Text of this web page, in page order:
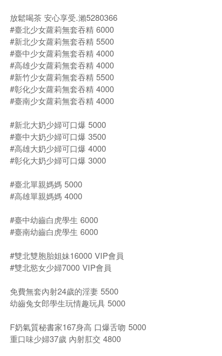
放鬆喝茶 安心享受.瀨5280366
#臺北少女蘿莉無套吞精 6000
#新北少女蘿莉無套吞精 5500
#臺中少女蘿莉無套吞精 4000
#高雄少女蘿莉無套吞精 4000
#新竹少女蘿莉無套吞精 5500
#彰化少女蘿莉無套吞精 4000
#臺南少女蘿莉無套吞精 4000
#新北大奶少婦可口爆 5000
#臺中大奶少婦可口爆 3500
#高雄大奶少婦可口爆 4000
#彰化大奶少婦可口爆 3000
#臺北單親媽媽 5000
#高雄單親媽媽 4000
#臺中幼齒白虎學生 6000
#臺南幼齒白虎學生 6000
#雙北雙胞胎姐妹16000 VIP會員
#雙北慾女少婦7000 VIP會員
免費無套內射24歲的淫妻 5500
幼齒兔女郎學生玩情趣玩具 5000
F奶氣質秘書家167身高 口爆舌吻 5000
重口味少婦37歲 內射肛交 4800